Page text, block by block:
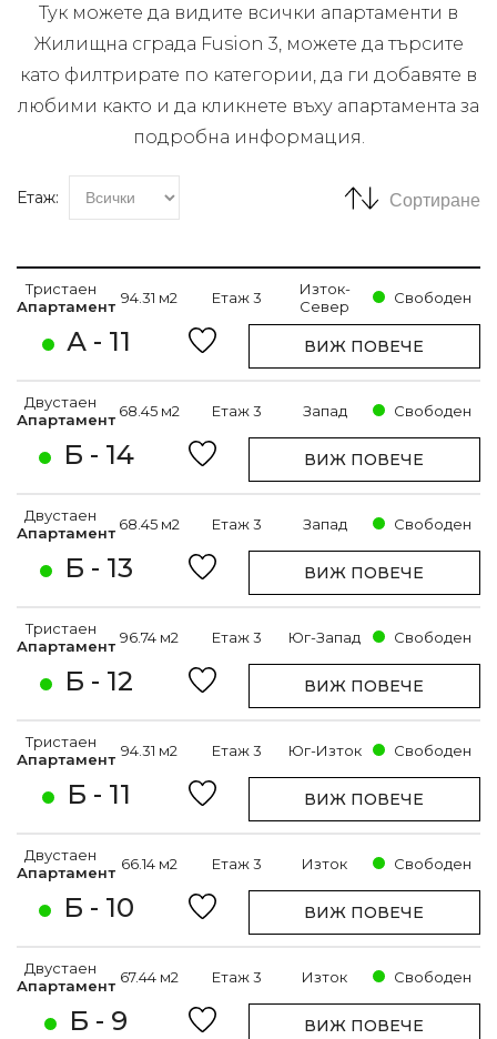
Тук можете да видите всички апартаменти в
Жилищна сграда Fusion 3, можете да търсите
като филтрирате по категории, да ги добавяте в
любими както и да кликнете въху апартамента за
подробна информация.
Етаж: Сортиране
А - 11
Тристаен
Апартамент 94.31 м2 Етаж 3
Изток-
Север
Свободен
ВИЖ ПОВЕЧЕ
Б - 14
Двустаен
Апартамент 68.45 м2 Етаж 3 Запад Свободен
ВИЖ ПОВЕЧЕ
Б - 13
Двустаен
Апартамент 68.45 м2 Етаж 3 Запад Свободен
ВИЖ ПОВЕЧЕ
Б - 12
Тристаен
Апартамент 96.74 м2 Етаж 3 Юг-Запад Свободен
ВИЖ ПОВЕЧЕ
Б - 11
Тристаен
Апартамент 94.31 м2 Етаж 3 Юг-Изток Свободен
ВИЖ ПОВЕЧЕ
Б - 10
Двустаен
Апартамент 66.14 м2 Етаж 3 Изток Свободен
ВИЖ ПОВЕЧЕ
Б - 9
Двустаен
Апартамент 67.44 м2 Етаж 3 Изток Свободен
ВИЖ ПОВЕЧЕ